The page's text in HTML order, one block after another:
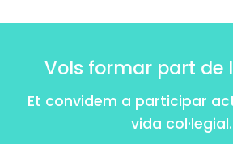
Vols formar part de
Et convidem a participar
vida col·legial.